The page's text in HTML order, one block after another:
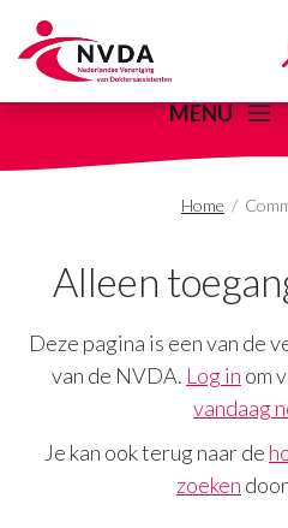
MENU
Home /
Alleen
Deze pagina is een van de
van de NVDA. Log in om
vandaag
Je kan ook terug naar de
zoeken